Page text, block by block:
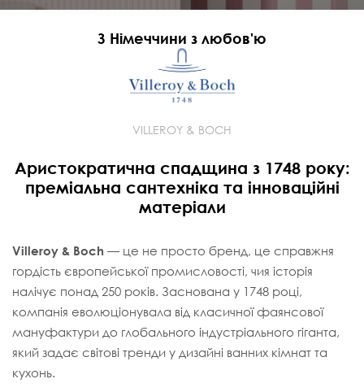
З Німеччини з любов'ю
VILLEROY & BOCH
Аристократична спадщина з 1748 року:
преміальна сантехніка та інноваційні
матеріали
Villeroy & Boch — це не просто бренд, це справжня
гордість європейської промисловості, чия історія
налічує понад 250 років. Заснована у 1748 році,
компанія еволюціонувала від класичної фаянсової
мануфактури до глобального індустріального гіганта,
який задає світові тренди у дизайні ванних кімнат та
кухонь.